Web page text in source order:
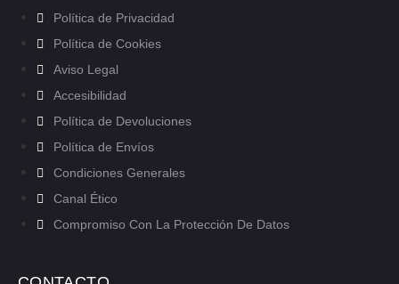
Política de Privacidad
Política de Cookies
Aviso Legal
Accesibilidad
Política de Devoluciones
Política de Envíos
Condiciones Generales
Canal Ético
Compromiso Con La Protección De Datos